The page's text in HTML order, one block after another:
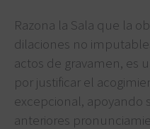
Razona la Sala que la
dilaciones no
actos de gravamen, es
por justificar el
excepcional, apoyando
anteriores